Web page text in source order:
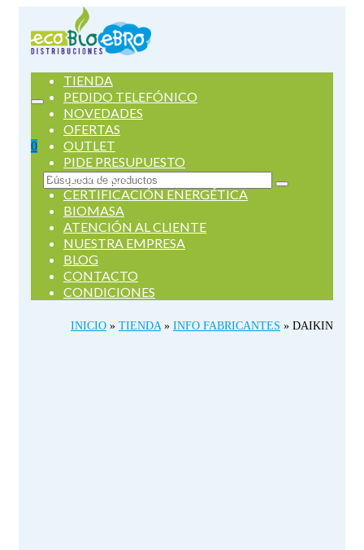
0
Buscar
por:
TIENDA
PEDIDO TELEFÓNICO
NOVEDADES
OFERTAS
OUTLET
PIDE PRESUPUESTO
SERVICIOS
CERTIFICACIÓN ENERGÉTICA
BIOMASA
ATENCIÓN AL CLIENTE
NUESTRA EMPRESA
BLOG
CONTACTO
CONDICIONES
INICIO » TIENDA » INFO FABRICANTES » DAIKIN